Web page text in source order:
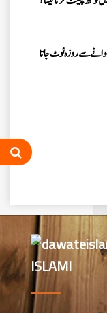
سے روزہ ٹوٹ جاتا
ISLAMI